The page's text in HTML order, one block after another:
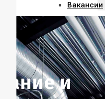
Вакансии
и